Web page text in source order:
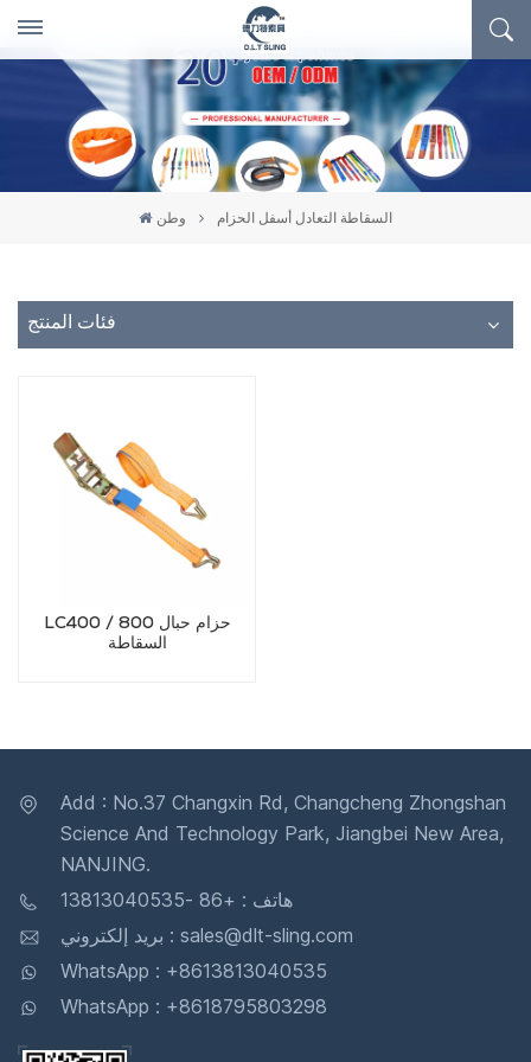
وطن السقاطة التعادل أسفل الحزام
فئات المنتج
LC400 / 800 حزام حبال
السقاطة
Add : No.37 Changxin Rd, Changcheng Zhongshan
Science And Technology Park, Jiangbei New Area,
NANJING.
هاتف : +86 -13813040535
بريد إلكتروني : sales@dlt-sling.com
WhatsApp : +8613813040535
WhatsApp : +8618795803298